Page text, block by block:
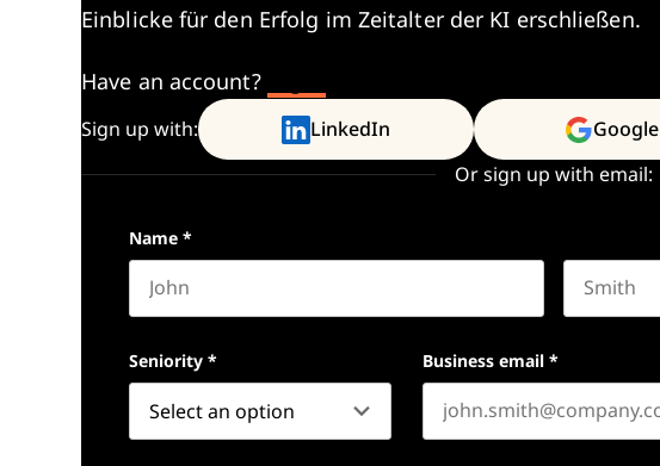
Einblicke für den Erfolg im Zeitalter der KI erschließen.
Have an account?
Sign up with: LinkedIn Google
Or sign up with email:
Name *
Seniority * Business email *